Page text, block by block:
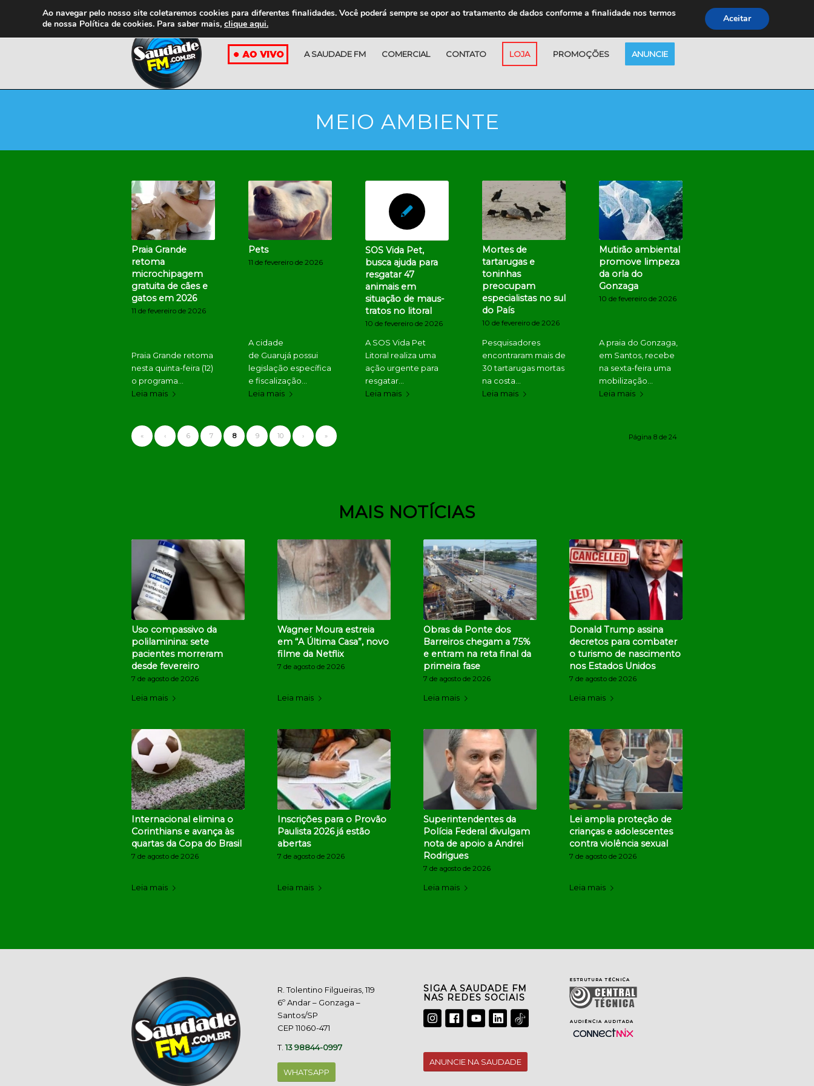
A SAUDADE FM COMERCIAL CONTATO LOJA PROMOÇÕES ANUNCIE
MEIO AMBIENTE
Praia Grande
retoma
microchipagem
gratuita de cães e
gatos em 2026
11 de fevereiro de 2026
Praia Grande retoma
nesta quinta-feira (12)
o programa…
Leia mais
Pets
11 de fevereiro de 2026
A cidade
de Guarujá possui
legislação específica
e fiscalização…
Leia mais
SOS Vida Pet,
busca ajuda para
resgatar 47
animais em
situação de maus-
tratos no litoral
10 de fevereiro de 2026
A SOS Vida Pet
Litoral realiza uma
ação urgente para
resgatar…
Leia mais
Mortes de
tartarugas e
toninhas
preocupam
especialistas no sul
do País
10 de fevereiro de 2026
Pesquisadores
encontraram mais de
30 tartarugas mortas
na costa…
Leia mais
Mutirão ambiental
promove limpeza
da orla do
Gonzaga
10 de fevereiro de 2026
A praia do Gonzaga,
em Santos, recebe
na sexta-feira uma
mobilização…
Leia mais
Página 8 de 24
« ‹ 6 7 8 9 10 › »
MAIS NOTÍCIAS
Uso compassivo da
polilaminina: sete
pacientes morreram
desde fevereiro
7 de agosto de 2026
Leia mais
Wagner Moura estreia
em “A Última Casa”, novo
filme da Netflix
7 de agosto de 2026
Leia mais
Obras da Ponte dos
Barreiros chegam a 75%
e entram na reta final da
primeira fase
7 de agosto de 2026
Leia mais
Donald Trump assina
decretos para combater
o turismo de nascimento
nos Estados Unidos
7 de agosto de 2026
Leia mais
Internacional elimina o
Corinthians e avança às
quartas da Copa do Brasil
7 de agosto de 2026
Leia mais
Inscrições para o Provão
Paulista 2026 já estão
abertas
7 de agosto de 2026
Leia mais
Superintendentes da
Polícia Federal divulgam
nota de apoio a Andrei
Rodrigues
7 de agosto de 2026
Leia mais
Lei amplia proteção de
crianças e adolescentes
contra violência sexual
7 de agosto de 2026
Leia mais
R. Tolentino Filgueiras, 119
6º Andar – Gonzaga –
Santos/SP
CEP 11060-471
T.13 98844-0997
WHATSAPP
SIGA A SAUDADE FM
NAS REDES SOCIAIS
ANUNCIE NA SAUDADE
Ao navegar pelo nosso site coletaremos cookies para diferentes finalidades. Você poderá sempre se opor ao tratamento de dados conforme a finalidade nos termos
de nossa Política de cookies. Para saber mais, clique aqui. Aceitar